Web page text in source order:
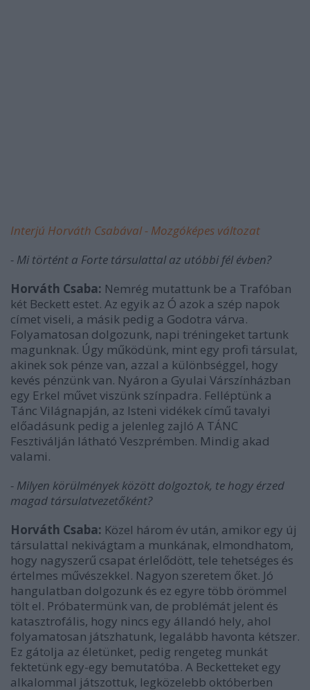
Interjú Horváth Csabával - Mozgóképes változat
- Mi történt a Forte társulattal az utóbbi fél évben?
Horváth Csaba: Nemrég mutattunk be a Trafóban
két Beckett estet. Az egyik az Ó azok a szép napok
címet viseli, a másik pedig a Godotra várva.
Folyamatosan dolgozunk, napi tréningeket tartunk
magunknak. Úgy működünk, mint egy profi társulat,
akinek sok pénze van, azzal a különbséggel, hogy
kevés pénzünk van. Nyáron a Gyulai Várszínházban
egy Erkel művet viszünk színpadra. Felléptünk a
Tánc Világnapján, az Isteni vidékek című tavalyi
előadásunk pedig a jelenleg zajló A TÁNC
Fesztiválján látható Veszprémben. Mindig akad
valami.
- Milyen körülmények között dolgoztok, te hogy érzed
magad társulatvezetőként?
Horváth Csaba: Közel három év után, amikor egy új
társulattal nekivágtam a munkának, elmondhatom,
hogy nagyszerű csapat érlelődött, tele tehetséges és
értelmes művészekkel. Nagyon szeretem őket. Jó
hangulatban dolgozunk és ez egyre több örömmel
tölt el. Próbatermünk van, de problémát jelent és
katasztrofális, hogy nincs egy állandó hely, ahol
folyamatosan játszhatunk, legalább havonta kétszer.
Ez gátolja az életünket, pedig rengeteg munkát
fektetünk egy-egy bemutatóba. A Becketteket egy
alkalommal játszottuk, legközelebb októberben